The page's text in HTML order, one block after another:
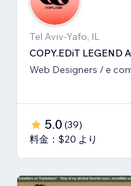
Tel Aviv-Yafo, IL
COPY.EDiT LEGEND
Web Designers / e
5.0 (39)
料金：$20 より